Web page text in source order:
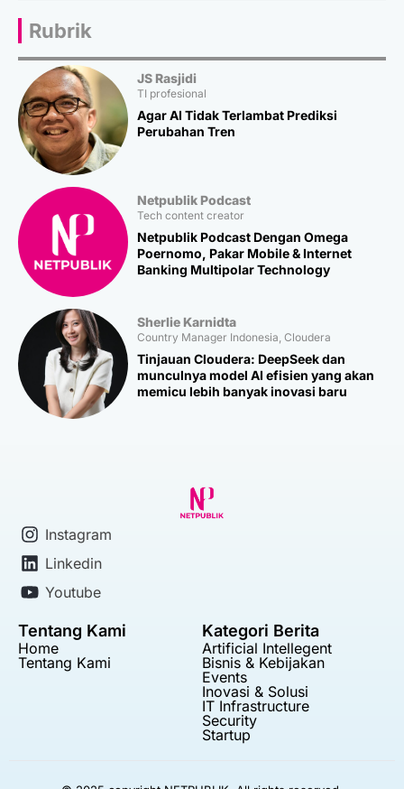
Rubrik
JS Rasjidi
TI profesional
Agar AI Tidak Terlambat Prediksi
Perubahan Tren
Netpublik Podcast
Tech content creator
Netpublik Podcast Dengan Omega
Poernomo, Pakar Mobile & Internet
Banking Multipolar Technology
Sherlie Karnidta
Country Manager Indonesia, Cloudera
Tinjauan Cloudera: DeepSeek dan
munculnya model AI efisien yang akan
memicu lebih banyak inovasi baru
Instagram
Linkedin
Youtube
Tentang Kami
Home
Tentang Kami
Kategori Berita
Artificial Intellegent
Bisnis & Kebijakan
Events
Inovasi & Solusi
IT Infrastructure
Security
Startup